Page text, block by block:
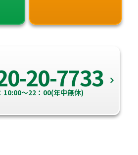
20-7733
10:00～22：00(年中無休)